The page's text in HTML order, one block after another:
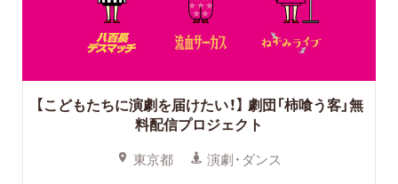
【こどもたちに演劇を届けたい！】 劇団「柿喰う客」無
料配信プロジェクト
東京都 演劇・ダンス